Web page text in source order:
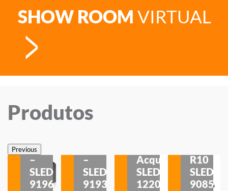
SHOW ROOM VIRTUAL
Produtos
PreviousSobrepor
–
SLED
9196
–
SLED
9193
Acqua
SLED
1220
R10
SLED
9085